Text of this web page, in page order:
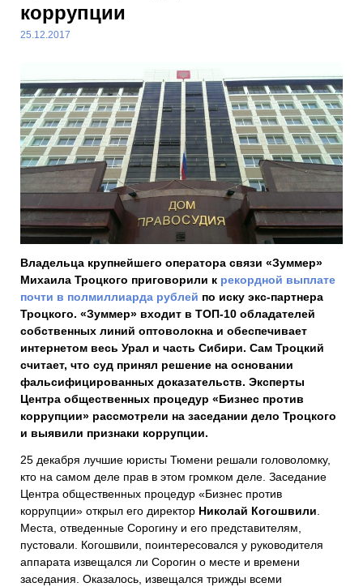
коррупции
25.12.2017
Владельца крупнейшего оператора связи «Зуммер»
Михаила Троцкого приговорили к рекордной выплате
почти в полмиллиарда рублей по иску экс-партнера
Троцкого. «Зуммер» входит в ТОП-10 обладателей
собственных линий оптоволокна и обеспечивает
интернетом весь Урал и часть Сибири. Сам Троцкий
считает, что суд принял решение на основании
фальсифицированных доказательств. Эксперты
Центра общественных процедур «Бизнес против
коррупции» рассмотрели на заседании дело Троцкого
и выявили признаки коррупции.
25 декабря лучшие юристы Тюмени решали головоломку,
кто на самом деле прав в этом громком деле. Заседание
Центра общественных процедур «Бизнес против
коррупции» открыл его директор Николай Когошвили.
Места, отведенные Сорогину и его представителям,
пустовали. Когошвили, поинтересовался у руководителя
аппарата извещался ли Сорогин о месте и времени
заседания. Оказалось, извещался трижды всеми